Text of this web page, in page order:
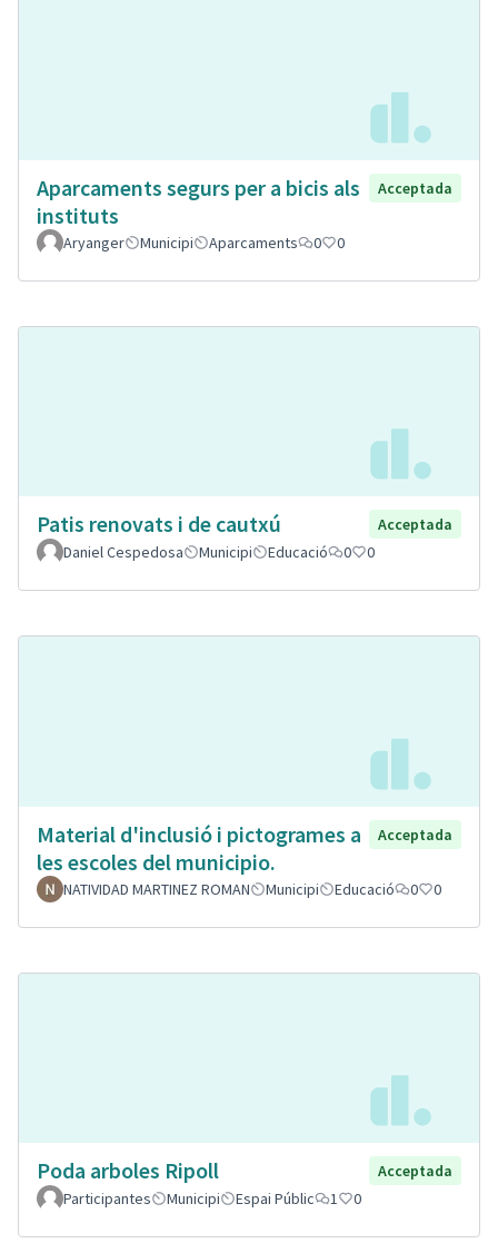
Aparcaments segurs per a bicis als
instituts
Acceptada
Aryanger Municipi Aparcaments 0 0
Patis renovats i de cautxú
Acceptada
Daniel Cespedosa
Municipi Educació 0 0
Material d'inclusió i pictogrames a
les escoles del municipio.
Acceptada
NATIVIDAD MARTINEZ ROMAN Municipi Educació 0 0
Poda arboles Ripoll
Acceptada
Participantes
Municipi Espai Públic 1 0